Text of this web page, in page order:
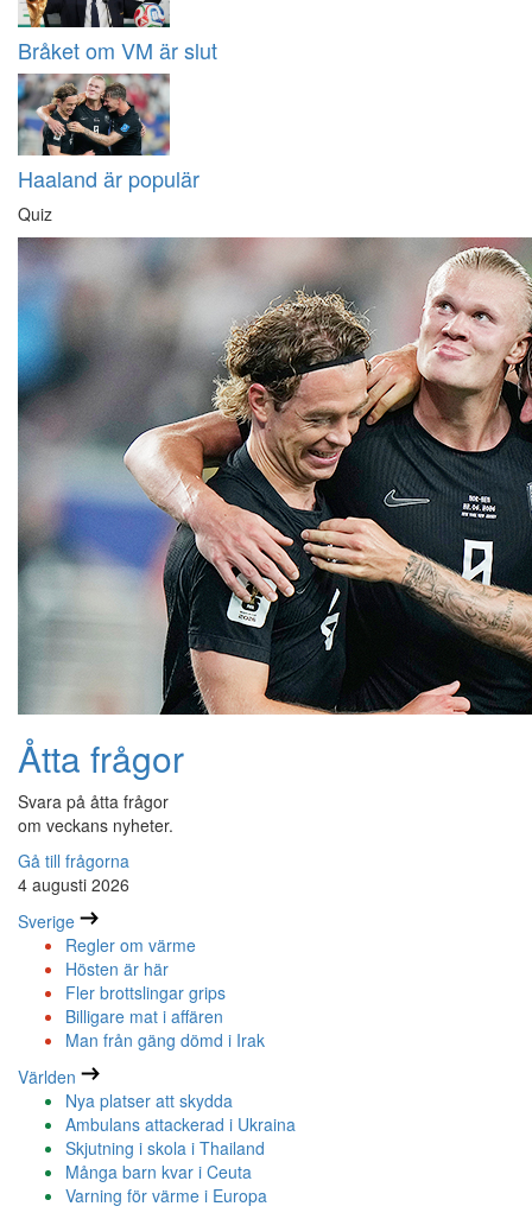
Bråket om VM är slut
Haaland är populär
Quiz
Åtta frågor
Svara på åtta frågor
om veckans nyheter.
Gå till frågorna
4 augusti 2026
Sverige
Regler om värme
Hösten är här
Fler brottslingar grips
Billigare mat i affären
Man från gäng dömd i Irak
Världen
Nya platser att skydda
Ambulans attackerad i Ukraina
Skjutning i skola i Thailand
Många barn kvar i Ceuta
Varning för värme i Europa